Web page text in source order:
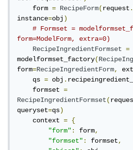
    form
= RecipeForm(request
instance=obj)
# Formset =
form=ModelForm, extra=0)
RecipeIngredientFormset
=
modelformset_factory(
form=RecipeIngredientForm,
    qs
= obj.
    formset
=
RecipeIngredientFormset(
queryset=qs)
    context
=
{
"form": form,
"formset": formset,